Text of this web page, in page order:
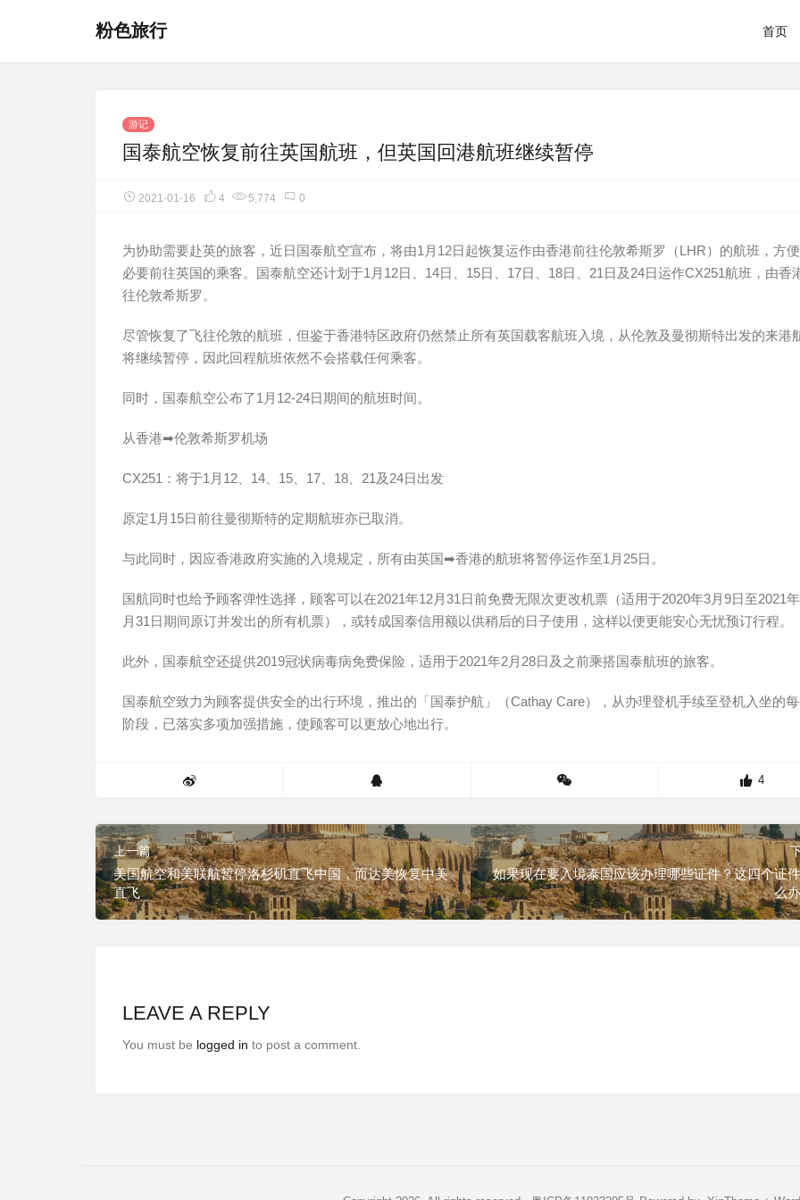
粉色旅行 首页
游记
国泰航空恢复前往英国航班，但英国回港航班继续暂停
2021-01-16 4 5,774 0
为协助需要赴英的旅客，近日国泰航空宣布，将由1月12日起恢复运作由香港前往伦敦希斯罗（LHR）的航班，方
必要前往英国的乘客。国泰航空还计划于1月12日、14日、15日、17日、18日、21日及24日运作CX251航班，由香
往伦敦希斯罗。
尽管恢复了飞往伦敦的航班，但鉴于香港特区政府仍然禁止所有英国载客航班入境，从伦敦及曼彻斯特出发的来港
将继续暂停，因此回程航班依然不会搭载任何乘客。
同时，国泰航空公布了1月12-24日期间的航班时间。
从香港➡伦敦希斯罗机场
CX251：将于1月12、14、15、17、18、21及24日出发
原定1月15日前往曼彻斯特的定期航班亦已取消。
与此同时，因应香港政府实施的入境规定，所有由英国➡香港的航班将暂停运作至1月25日。
国航同时也给予顾客弹性选择，顾客可以在2021年12月31日前免费无限次更改机票（适用于2020年3月9日至2021
月31日期间原订并发出的所有机票），或转成国泰信用额以供稍后的日子使用，这样以便更能安心无忧预订行程。
此外，国泰航空还提供2019冠状病毒病免费保险，适用于2021年2月28日及之前乘搭国泰航班的旅客。
国泰航空致力为顾客提供安全的出行环境，推出的「国泰护航」（Cathay Care），从办理登机手续至登机入坐的
阶段，已落实多项加强措施，使顾客可以更放心地出行。
4
上一篇
美国航空和美联航暂停洛杉矶直飞中国，而达美恢复中美
直飞
如果现在要入境泰国应该办理哪些证件？这四个证
么
LEAVE A REPLY
You must be logged in to post a comment.